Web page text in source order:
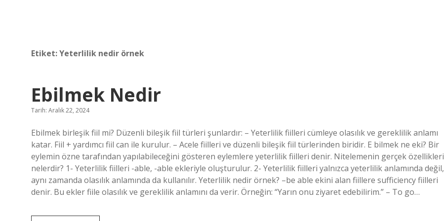
Etiket:Yeterlilik nedir örnek
Ebilmek Nedir
Tarih: Aralık 22, 2024
Ebilmek birleşik fiil mi? Düzenli bileşik fiil türleri şunlardır: – Yeterlilik fiilleri cümleye olasılık ve gereklilik anlamı
katar. Fiil + yardımcı fiil can ile kurulur. – Acele fiilleri ve düzenli bileşik fiil türlerinden biridir. E bilmek ne eki? Bir
eylemin özne tarafından yapılabileceğini gösteren eylemlere yeterlilik fiilleri denir. Nitelemenin gerçek özellikleri
nelerdir? 1- Yeterlilik fiilleri -able, -able ekleriyle oluşturulur. 2- Yeterlilik fiilleri yalnızca yeterlilik anlamında değil,
aynı zamanda olasılık anlamında da kullanılır. Yeterlilik nedir örnek? –be able ekini alan fiillere sufficiency fiilleri
denir. Bu ekler fiile olasılık ve gereklilik anlamını da verir. Örneğin: “Yarın onu ziyaret edebilirim.” – To go…